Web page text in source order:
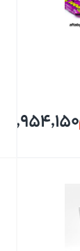
1,954,150